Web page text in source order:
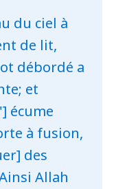
du ciel à
de lit,
débordé a
et
écume
à fusion,
des
Allah